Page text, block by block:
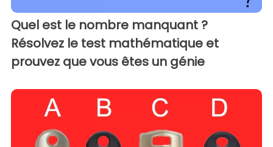
Quel est le nombre manquant ?
Résolvez le test mathématique et
prouvez que vous êtes un génie